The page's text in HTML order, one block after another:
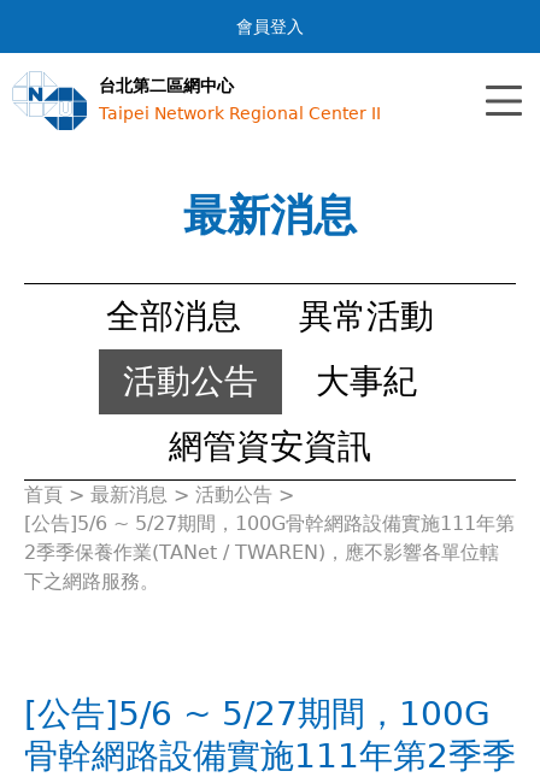
Jump to navigation
會員登入
台北第二區網中心
Taipei Network Regional Center II
最新消息
全部消息
異常活動
活動公告
大事紀
網管資安資訊
您
在
首頁 > 最新消息 > 活動公告 >
[公告]5/6 ~ 5/27期間，100G骨幹網路設備實施111年第
2季季保養作業(TANet / TWAREN)，應不影響各單位轄
下之網路服務。
[公告]5/6 ~ 5/27期間，100G
骨幹網路設備實施111年第2季季